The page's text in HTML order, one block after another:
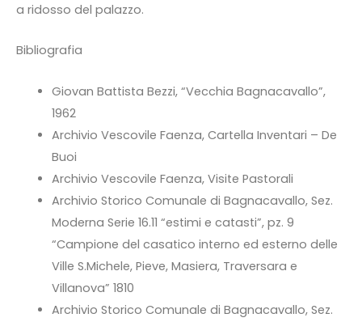
a ridosso del palazzo.
Bibliografia
Giovan Battista Bezzi, “Vecchia Bagnacavallo”,
1962
Archivio Vescovile Faenza, Cartella Inventari – De
Buoi
Archivio Vescovile Faenza, Visite Pastorali
Archivio Storico Comunale di Bagnacavallo, Sez.
Moderna Serie 16.11 “estimi e catasti”, pz. 9
“Campione del casatico interno ed esterno delle
Ville S.Michele, Pieve, Masiera, Traversara e
Villanova” 1810
Archivio Storico Comunale di Bagnacavallo, Sez.